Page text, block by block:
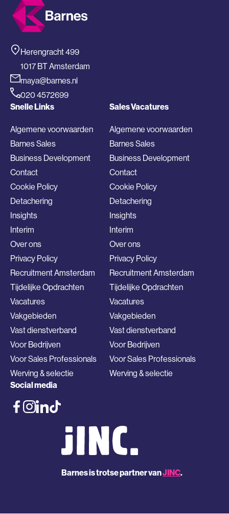
Herengracht 499
1017 BT Amsterdam
maya@barnes.nl
020 4572699
Snelle Links
Algemene voorwaarden
Barnes Sales
Business Development
Contact
Cookie Policy
Detachering
Insights
Interim
Over ons
Privacy Policy
Recruitment Amsterdam
Tijdelijke Opdrachten
Vacatures
Vakgebieden
Vast dienstverband
Voor Bedrijven
Voor Sales Professionals
Werving & selectie
Sales Vacatures
Algemene voorwaarden
Barnes Sales
Business Development
Contact
Cookie Policy
Detachering
Insights
Interim
Over ons
Privacy Policy
Recruitment Amsterdam
Tijdelijke Opdrachten
Vacatures
Vakgebieden
Vast dienstverband
Voor Bedrijven
Voor Sales Professionals
Werving & selectie
Social media
Barnes is trotse partner vanJINC.